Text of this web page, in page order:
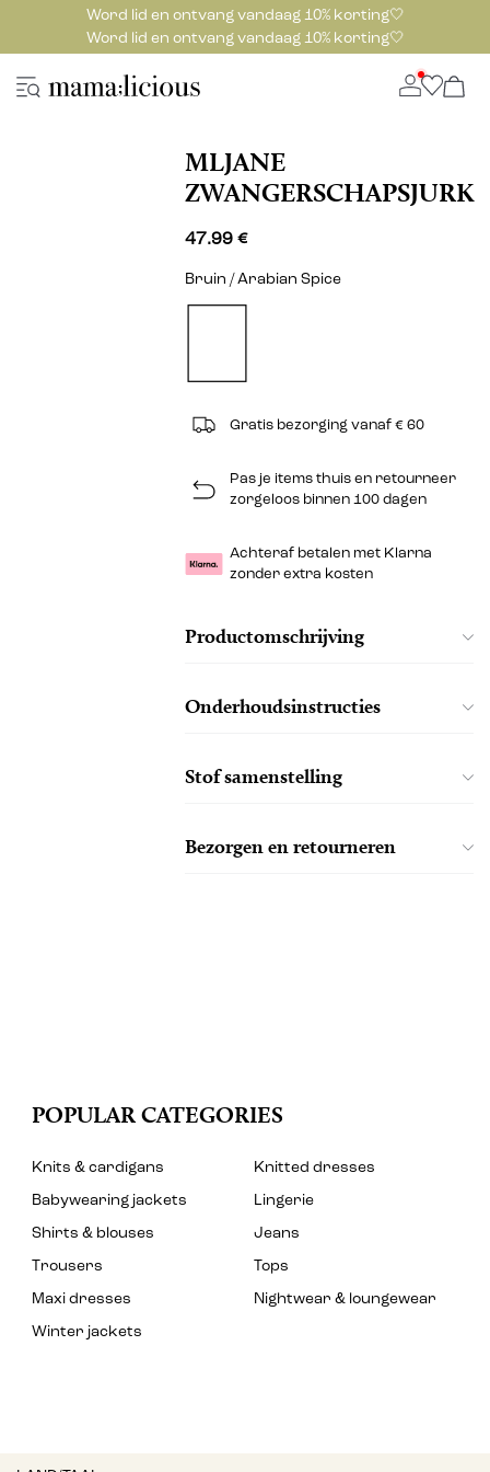
Word lid en ontvang vandaag 10% korting🤍
Word lid en ontvang vandaag 10% korting🤍
MLJANE
ZWANGERSCHAPSJURK
47.99 €
Bruin / Arabian Spice
Gratis bezorging vanaf € 60
Pas je items thuis en retourneer
zorgeloos binnen 100 dagen
Achteraf betalen met Klarna
zonder extra kosten
Productomschrijving
Onderhoudsinstructies
Stof samenstelling
Bezorgen en retourneren
POPULAR CATEGORIES
Knits & cardigans
Knitted dresses
Babywearing jackets
Lingerie
Shirts & blouses
Jeans
Trousers
Tops
Maxi dresses
Nightwear & loungewear
Winter jackets